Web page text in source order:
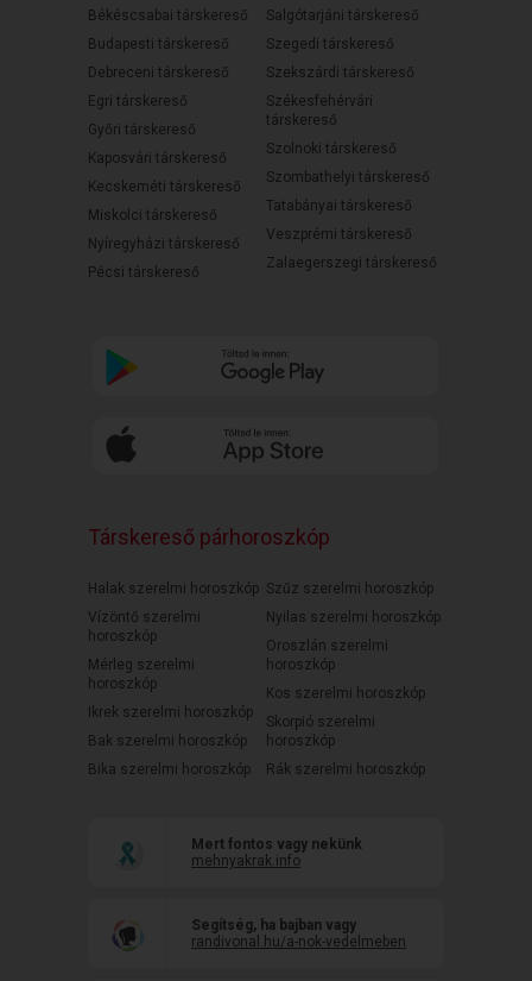
Békéscsabai társkereső
Budapesti társkereső
Debreceni társkereső
Egri társkereső
Győri társkereső
Kaposvári társkereső
Kecskeméti társkereső
Miskolci társkereső
Nyíregyházi társkereső
Pécsi társkereső
Salgótarjáni társkereső
Szegedi társkereső
Szekszárdi társkereső
Székesfehérvári
társkereső
Szolnoki társkereső
Szombathelyi társkereső
Tatabányai társkereső
Veszprémi társkereső
Zalaegerszegi társkereső
Társkereső párhoroszkóp
Halak szerelmi horoszkóp
Vízöntő szerelmi
horoszkóp
Mérleg szerelmi
horoszkóp
Ikrek szerelmi horoszkóp
Bak szerelmi horoszkóp
Bika szerelmi horoszkóp
Szűz szerelmi horoszkóp
Nyilas szerelmi horoszkóp
Oroszlán szerelmi
horoszkóp
Kos szerelmi horoszkóp
Skorpió szerelmi
horoszkóp
Rák szerelmi horoszkóp
Mert fontos vagy nekünk
mehnyakrak.info
Segítség, ha bajban vagy
randivonal.hu/a-nok-vedelmeben